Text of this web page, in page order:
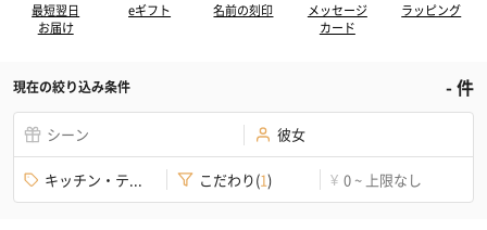
最短翌日
お届け
eギフト 名前の刻印
メッセージ
カード
ラッピング
現在の絞り込み条件 -件
シーン 彼女
キッチン・テ... こだわり(1) ¥ 0 ~ 上限なし